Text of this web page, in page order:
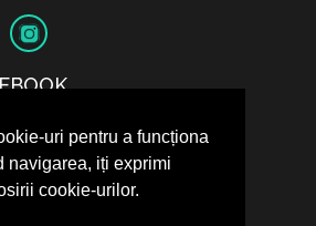
uri pentru a funcționa
navigarea, iți exprimi
cookie-urilor.